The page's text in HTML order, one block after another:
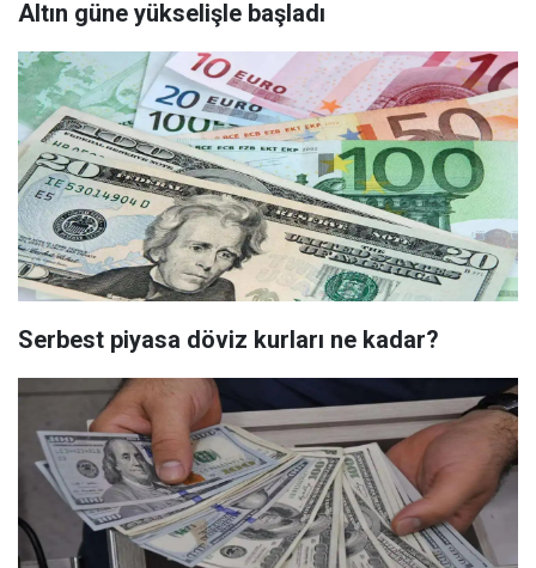
Altın güne yükselişle başladı
Serbest piyasa döviz kurları ne kadar?